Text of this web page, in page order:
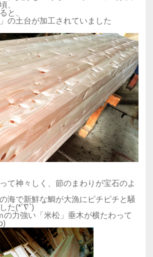
、
と、
の土台が加工されていました
て神々しく、節のまわりが宝石のよ
海で新鮮な鯛が大漁にピチピチと騒
た(*´∇`)
の力強い「米松」垂木が横たわって